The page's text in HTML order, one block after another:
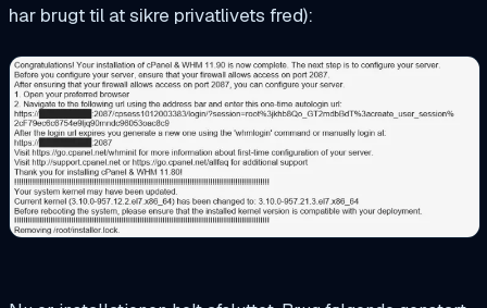
har brugt til at sikre privatlivets fred):